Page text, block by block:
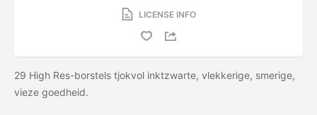
LICENSE INFO
29 High Res-borstels tjokvol inktzwarte, vlekkerige, smerige,
vieze goedheid.